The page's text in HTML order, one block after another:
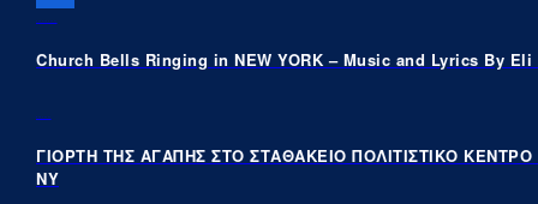
Church Bells Ringing in NEW YORK – Music and Lyrics By Eli
ΓΙΟΡΤΗ ΤΗΣ ΑΓΑΠΗΣ ΣΤΟ ΣΤΑΘΑΚΕΙΟ ΠΟΛΙΤΙΣΤΙΚΟ ΚΕΝΤΡΟ
ΝΥ